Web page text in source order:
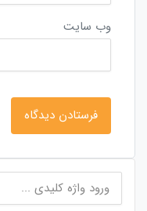
وب‌ سایت
برای: